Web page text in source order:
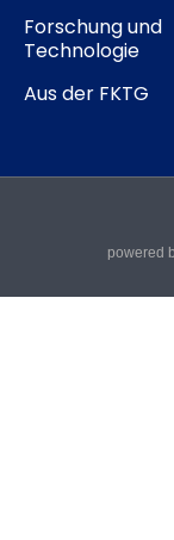
Forschung und
Technologie
Aus der FKTG
powered